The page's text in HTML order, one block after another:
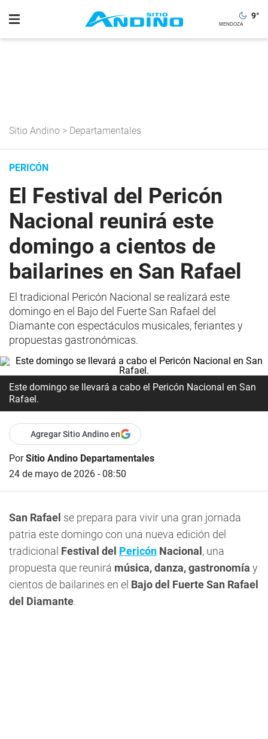
9°
Sitio Andino > Departamentales
PERICÓN
El Festival del Pericón
Nacional reunirá este
domingo a cientos de
bailarines en San Rafael
El tradicional Pericón Nacional se realizará este
domingo en el Bajo del Fuerte San Rafael del
Diamante con espectáculos musicales, feriantes y
propuestas gastronómicas.
Este domingo se llevará a cabo el Pericón Nacional en San
Rafael.
Agregar Sitio Andino en
PorSitio Andino Departamentales
24 de mayo de 2026 - 08:50
San Rafael se prepara para vivir una gran jornada
patria este domingo con una nueva edición del
tradicional Festival del Pericón Nacional , una
propuesta que reunirá música, danza, gastronomía y
cientos de bailarines en el Bajo del Fuerte San Rafael
del Diamante.